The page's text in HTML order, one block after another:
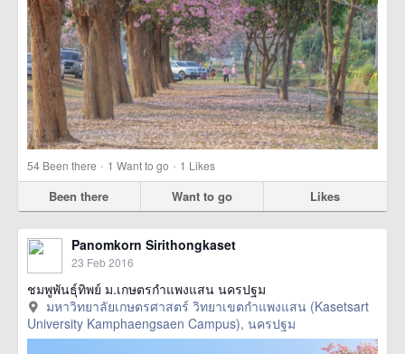
54 Been there · 1 Want to go · 1 Likes
Been there Want to go Likes
Panomkorn Sirithongkaset
23 Feb 2016
ชมพูพันธุ์ทิพย์ ม.เกษตรกำแพงแสน นครปฐม
มหาวิทยาลัยเกษตรศาสตร์ วิทยาเขตกำแพงแสน (Kasetsart
University Kamphaengsaen Campus), นครปฐม